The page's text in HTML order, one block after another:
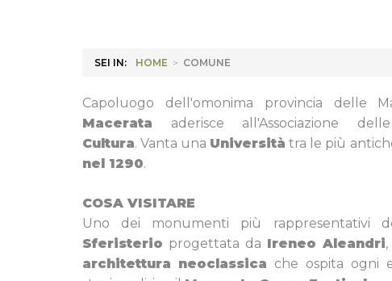
SEI IN: HOME > COMUNE
Capoluogo dell'omonima provincia delle
Macerata aderisce all'Associazione
Cultura. Vanta una Università tra le più
nel 1290.
COSA VISITARE
Uno dei monumenti più rappresentativi
Sferisterio progettata da Ireneo Aleandri
architettura neoclassica che ospita ogni